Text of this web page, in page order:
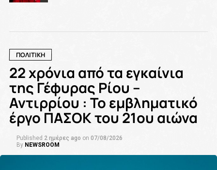
ΠΟΛΙΤΙΚΗ
22 χρόνια από τα εγκαίνια
της Γέφυρας Ρίου –
Αντιρρίου : Το εμβληματικό
έργο ΠΑΣΟΚ του 21ου αιώνα
Published 2 ημέρες ago on 07/08/2026
By NEWSROOM